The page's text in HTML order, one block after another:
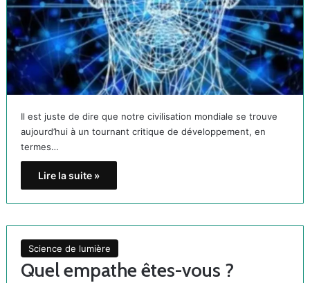
Il est juste de dire que notre civilisation mondiale se trouve
aujourd’hui à un tournant critique de développement, en
termes…
Lire la suite »
Science de lumière
Quel empathe êtes-vous ?